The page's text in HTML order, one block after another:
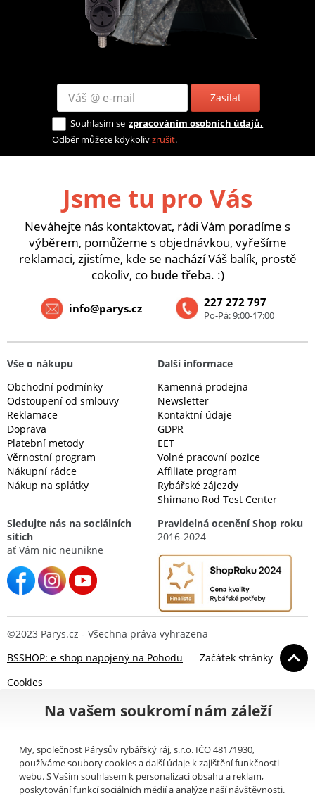
Zasílat
Souhlasím se zpracováním osobních údajů.
Odběr můžete kdykolivzrušit.
Jsme tu pro Vás
Neváhejte nás kontaktovat, rádi Vám poradíme s
výběrem, pomůžeme s objednávkou, vyřešíme
reklamaci, zjistíme, kde se nachází Váš balík, prostě
cokoliv, co bude třeba. :)
227 272 797
Po-Pá: 9:00-17:00
info@parys.cz
Vše o nákupu
Obchodní podmínky
Odstoupení od smlouvy
Reklamace
Doprava
Platební metody
Věrnostní program
Nákupní rádce
Nákup na splátky
Další informace
Kamenná prodejna
Newsletter
Kontaktní údaje
GDPR
EET
Volné pracovní pozice
Affiliate program
Rybářské zájezdy
Shimano Rod Test Center
Sledujte nás na sociálních
sítích
ať Vám nic neunikne
Pravidelná ocenění Shop roku
2016-2024
©2023 Parys.cz - Všechna práva vyhrazena
BSSHOP: e-shop napojený na Pohodu
Začátek stránky
Cookies
Na vašem soukromí nám záleží
My, společnost Párysův rybářský ráj, s.r.o. IČO 48171930,
používáme soubory cookies a další údaje k zajištění funkčnosti
webu. S Vaším souhlasem k personalizaci obsahu a reklam,
poskytování funkcí sociálních médií a analýze naší návštěvnosti.